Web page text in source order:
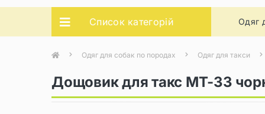
Список категорій Одяг
Одяг для собак по породах Одяг для такси
Дощовик для такс MT-33